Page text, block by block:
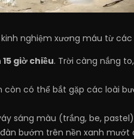
nghiệm xương máu từ các
giờ chiều. Trời càng nắng
còn có thể bắt gặp các loài
sáng màu (trắng, be,
bướm trên nền xanh mướt